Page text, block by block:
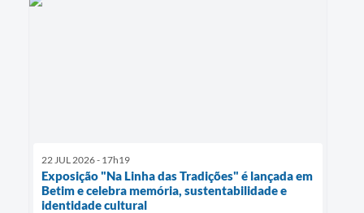
22 JUL 2026 - 17h19
Exposição "Na Linha das Tradições" é lançada em
Betim e celebra memória, sustentabilidade e
identidade cultural